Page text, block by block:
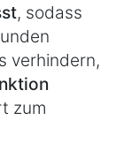
, sodass
verhindern,
zum